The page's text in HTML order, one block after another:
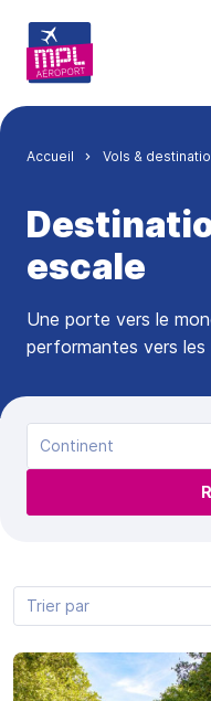
Fil d'Ariane
Accueil Vols &
escale
Une porte vers le
performantes vers les
Continent
Trier par